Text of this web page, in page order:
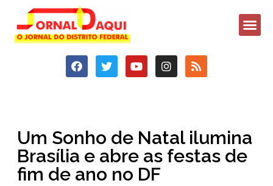
Um Sonho de Natal ilumina
Brasília e abre as festas de
fim de ano no DF